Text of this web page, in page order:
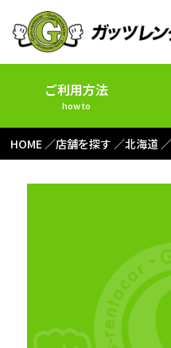
ご利用方法
how to
HOME 店舗を探す 北海道